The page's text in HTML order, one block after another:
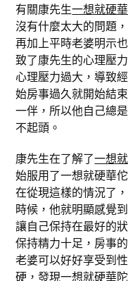
有關康先生一想就硬
沒有什麼太大的問題
再加上平時老婆明示
致了康先生的心理壓
心理壓力過大，導致
始房事過久就開始結
一伴，所以他自己總
不起頭。
康先生在了解了一想
始服用了一想就硬華
在從現這樣的情況了
時候，他就明顯感覺
讓自己保持在最好的
保持精力十足，房事
老婆可以好好享受到
硬，發現一想就硬華